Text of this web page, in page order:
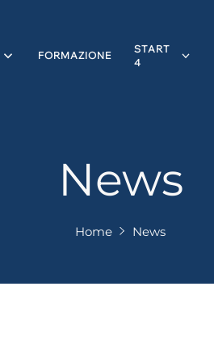
FORMAZIONE
START
4
News
Home News